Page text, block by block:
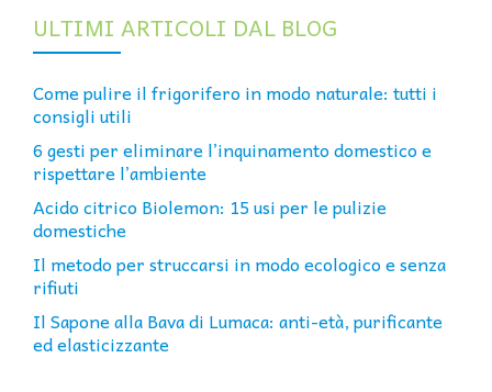
ULTIMI ARTICOLI DAL BLOG
Come pulire il frigorifero in modo naturale: tutti i
consigli utili
6 gesti per eliminare l’inquinamento domestico e
rispettare l’ambiente
Acido citrico Biolemon: 15 usi per le pulizie
domestiche
Il metodo per struccarsi in modo ecologico e senza
rifiuti
Il Sapone alla Bava di Lumaca: anti-età, purificante
ed elasticizzante